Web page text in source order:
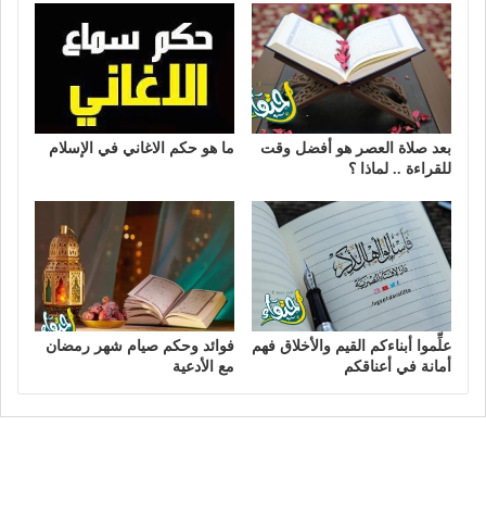
بعد صلاة العصر هو أفضل وقت
للقراءة .. لماذا ؟
ما هو حكم الاغاني في الإسلام
علِّموا أبناءكم القيم والأخلاق فهم
أمانة في أعناقكم
فوائد وحكم صيام شهر رمضان
مع الأدعية